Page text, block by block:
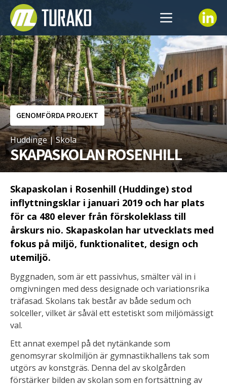
Hoppa till innehåll
START
VÅRA PROJEKT
VÅR VERKSAMHET
VÅR PROCESS
SAMARBETEN
HÅLLBARHET & SAMHÄLLSNYTTA
FÖRVALTNING
PRESS & NYHETER
OM OSS
OM TURAKO AB
MEDARBETARE
KONTAKT
GENOMFÖRDA PROJEKT
Huddinge | Skola
SKAPASKOLAN ROSENHILL
Skapaskolan i Rosenhill (Huddinge) stod
inflyttningsklar i januari 2019 och har plats
för ca 480 elever från förskoleklass till
årskurs nio. Skapaskolan har utvecklats med
fokus på miljö, funktionalitet, design och
utemiljö.
Byggnaden, som är ett passivhus, smälter väl in i
omgivningen med dess designade och variationsrika
träfasad. Skolans tak består av både sedum och
solceller, vilket är såväl ett estetiskt som miljömässigt
val.
Ett annat exempel på det nytänkande som
genomsyrar skolmiljön är gymnastikhallens tak som
utgörs av konstgräs. Denna del av skolgården
förstärker bilden av skolan som en fortsättning av